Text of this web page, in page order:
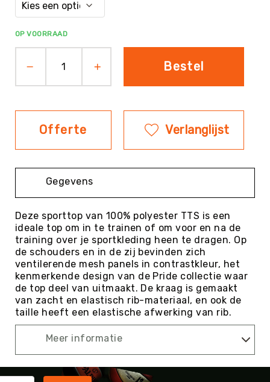
Golf
Honk-
&
Softbal
de
Boules
&
Omnikin®
Klimmen
Korfbal
Knotshockey
Lacrosse
Mountainbiken
(MTB)
Padel
Pickleball
Pilates
OP VOORRAAD
Bestel
Offerte Verlanglijst
Gegevens
Deze sporttop van 100% polyester TTS is een
ideale top om in te trainen of om voor en na de
training over je sportkleding heen te dragen. Op
de schouders en in de zij bevinden zich
ventilerende mesh panels in contrastkleur, het
kenmerkende design van de Pride collectie waar
de top deel van uitmaakt. De kraag is gemaakt
van zacht en elastisch rib-materiaal, en ook de
taille heeft een elastische afwerking van rib.
Meer informatie